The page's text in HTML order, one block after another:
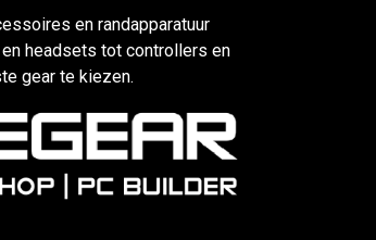
en randapparatuur
headsets tot controllers en
gear te kiezen.